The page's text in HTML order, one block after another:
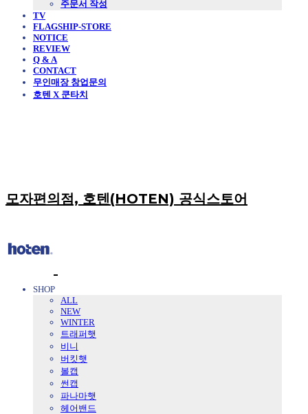
주문서 작성
TV
FLAGSHIP-STORE
NOTICE
REVIEW
Q & A
CONTACT
무인매장 창업문의
호텐 X 쿤타치
모자편의점, 호텐(HOTEN) 공식스토어
SHOP
ALL
NEW
WINTER
트래퍼햇
비니
버킷햇
볼캡
썬캡
파나마햇
헤어밴드